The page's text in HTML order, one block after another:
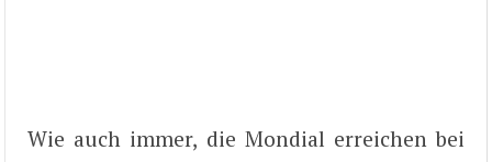
Wie auch immer, die Mondial erreichen bei